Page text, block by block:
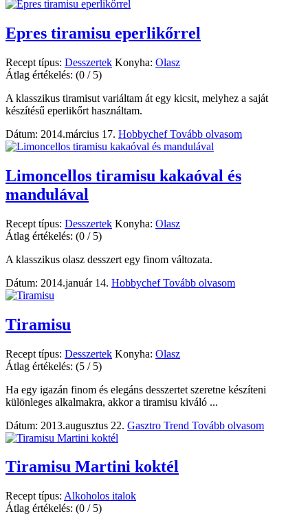
Epres tiramisu eperlikőrrel
Recept típus: Desszertek Konyha: Olasz
Átlag értékelés: (0 / 5)
A klasszikus tiramisut variáltam át egy kicsit, melyhez a saját
készítésű eperlikőrt használtam.
Dátum: 2014.március 17. HobbychefTovább olvasom
Limoncellos tiramisu kakaóval és
mandulával
Recept típus: Desszertek Konyha: Olasz
Átlag értékelés: (0 / 5)
A klasszikus olasz desszert egy finom változata.
Dátum: 2014.január 14. HobbychefTovább olvasom
Tiramisu
Recept típus: Desszertek Konyha: Olasz
Átlag értékelés: (5 / 5)
Ha egy igazán finom és elegáns desszertet szeretne készíteni
különleges alkalmakra, akkor a tiramisu kiváló ...
Dátum: 2013.augusztus 22. Gasztro Trend Tovább olvasom
Tiramisu Martini koktél
Recept típus: Alkoholos italok
Átlag értékelés: (0 / 5)